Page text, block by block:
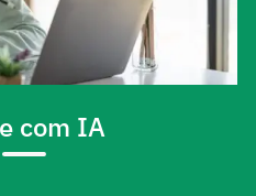
com IA